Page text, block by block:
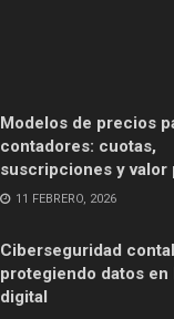
Modelos de precios
contadores: cuotas,
suscripciones y valor
11 FEBRERO, 2026
Ciberseguridad
protegiendo datos en
digital